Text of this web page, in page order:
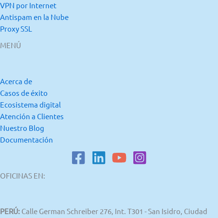
VPN por Internet
Antispam en la Nube
Proxy SSL
MENÚ
Acerca de
Casos de éxito
Ecosistema digital
Atención a Clientes
Nuestro Blog
Documentación
OFICINAS EN:
PERÚ: Calle German Schreiber 276, Int. T301 - San Isidro, Ciudad